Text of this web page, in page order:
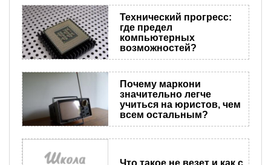
Технический прогресс:
где предел
компьютерных
возможностей?
Почему маркони
значительно легче
учиться на юристов, чем
всем остальным?
Что такое не везет и как с